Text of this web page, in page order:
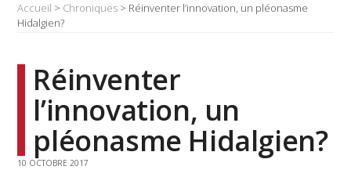
Accueil > Chroniques > Réinventer l’innovation, un pléonasme
Hidalgien?
Réinventer
l’innovation, un
pléonasme Hidalgien?
10 OCTOBRE 2017